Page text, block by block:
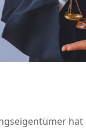
hat